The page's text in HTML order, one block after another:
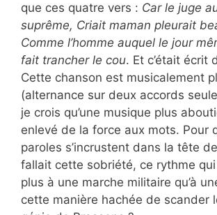
que ces quatre vers : Car le juge
suprême, Criait maman pleurait
Comme l’homme auquel le jour
fait trancher le cou. Et c’était écrit
Cette chanson est musicalement
(alternance sur deux accords
je crois qu’une musique plus
enlevé de la force aux mots. Pour
paroles s’incrustent dans la tête
fallait cette sobriété, ce rythme
plus à une marche militaire qu’à
cette manière hachée de scander